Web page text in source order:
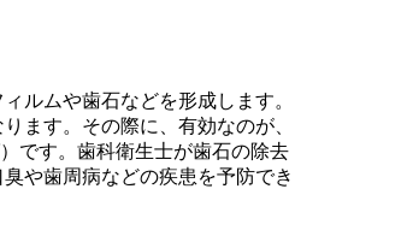
ルムや歯石などを形成します。
ます。その際に、有効なのが、
です。歯科衛生士が歯石の除去
や歯周病などの疾患を予防でき